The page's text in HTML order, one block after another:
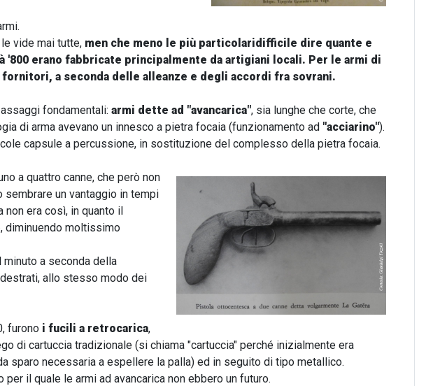
vide mai tutte, men che meno le più particolaridifficile dire quante e
erano fabbricate principalmente da artigiani locali. Per le armi di
a seconda delle alleanze e degli accordi fra sovrani.
fondamentali: armi dette ad "avancarica", sia lunghe che corte, che
di arma avevano un innesco a pietra focaia (funzionamento ad "acciarino").
capsule a percussione, in sostituzione del complesso della pietra focaia.
a quattro canne, che però non
un vantaggio in tempi
non era così, in quanto il
diminuendo moltissimo
a seconda della
allo stesso modo dei
furono i fucili a retrocarica,
di cartuccia tradizionale (si chiama "cartuccia" perché inizialmente era
sparo necessaria a espellere la palla) ed in seguito di tipo metallico.
per il quale le armi ad avancarica non ebbero un futuro.